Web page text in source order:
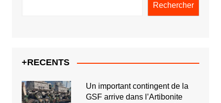
Rechercher
+RECENTS
Un important contingent de la
GSF arrive dans l’Artibonite